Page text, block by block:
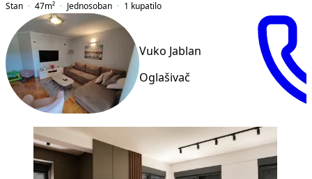
Stan
47m² Jednosoban 1 kupatilo
Vuko Jablan
Oglašivač